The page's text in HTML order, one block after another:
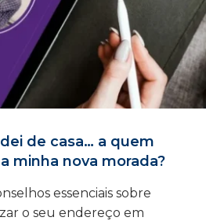
de casa… a quem
minha nova morada?
essenciais sobre
o seu endereço em